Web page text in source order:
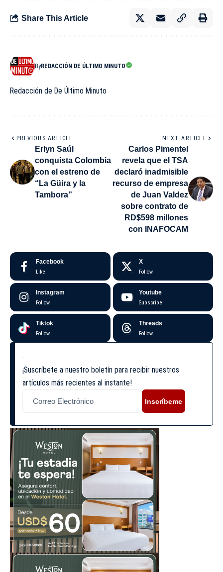
Share This Article
ByREDACCIÓN DE ÚLTIMO MINUTO
Redacción de De Último Minuto
PREVIOUS ARTICLE
Erlyn Saúl
conquista Colombia
con el estreno de
“La Güira y la
Tambora”
NEXT ARTICLE
Carlos Pimentel
revela que el TSA
declaró inadmisible
recurso de empresa
de Juan Valdez
sobre contrato de
RD$598 millones
con INAFOCAM
Facebook
Like
X
Follow
Instagram
Follow
Youtube
Subscribe
Tiktok
Follow
Threads
Follow
¡Suscríbete a nuestro boletín para recibir nuestros
artículos más recientes al instante!
Inscríbeme